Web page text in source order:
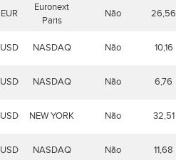
EUR
Euronext
Paris
Não 26,56
USD NASDAQ Não 10,16
USD NASDAQ Não 6,76
USD NEW YORK Não 32,51
USD NASDAQ Não 11,68